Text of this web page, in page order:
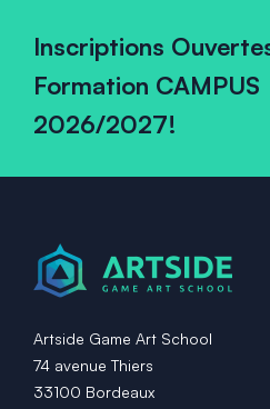
Inscriptions
Formation CAMPUS
2026/2027!
Artside Game Art School
74 avenue Thiers
33100 Bordeaux